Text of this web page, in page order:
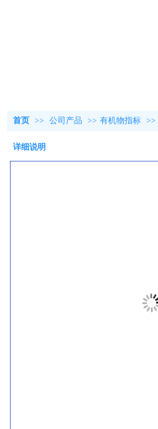
首页 >> 公司产品 >> 有机物指标 >>
详细说明